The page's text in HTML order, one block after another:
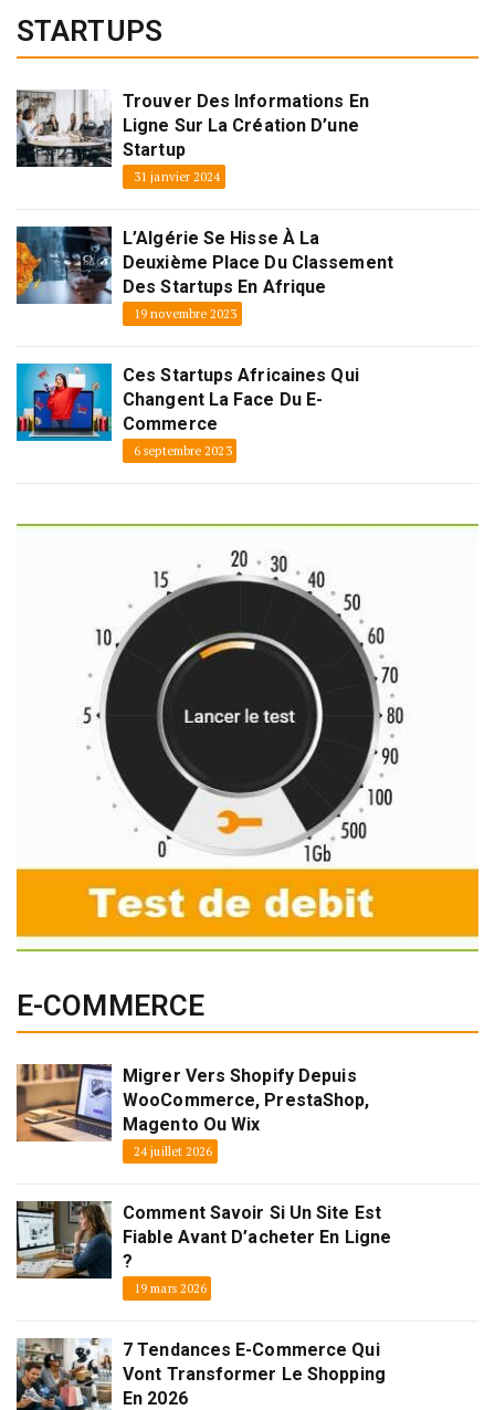
STARTUPS
Trouver Des Informations En
Ligne Sur La Création D’une
Startup
31 janvier 2024
L’Algérie Se Hisse À La
Deuxième Place Du Classement
Des Startups En Afrique
19 novembre 2023
Ces Startups Africaines Qui
Changent La Face Du E-
Commerce
6 septembre 2023
E-COMMERCE
Migrer Vers Shopify Depuis
WooCommerce, PrestaShop,
Magento Ou Wix
24 juillet 2026
Comment Savoir Si Un Site Est
Fiable Avant D’acheter En Ligne
?
19 mars 2026
7 Tendances E-Commerce Qui
Vont Transformer Le Shopping
En 2026